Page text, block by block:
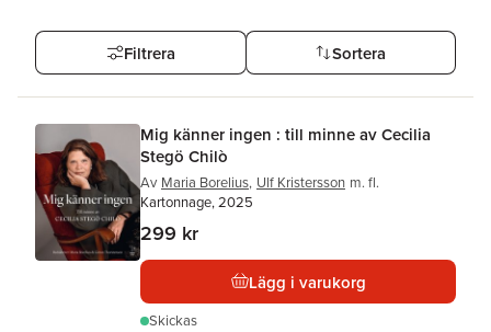
Filtrera Sortera
Mig känner ingen : till minne av Cecilia
Stegö Chilò
Av Maria Borelius, Ulf Kristersson m. fl.
Kartonnage, 2025
299 kr
Lägg i varukorg
Skickas